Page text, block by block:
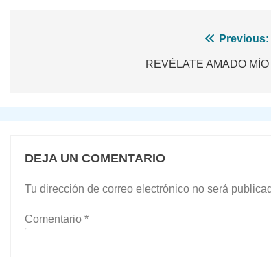
Previous:
REVÉLATE AMADO MÍO
DEJA UN COMENTARIO
Tu dirección de correo electrónico no será
Comentario *